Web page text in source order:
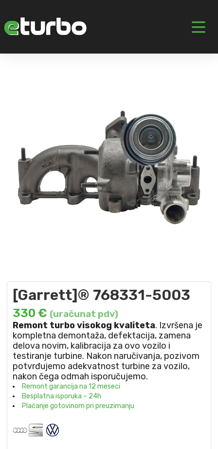
[Garrett]® 768331-5003
330 € (uračunat pdv)
Remont turbo visokog kvaliteta. Izvršena je
kompletna demontaža, defektacija, zamena
delova novim, kalibracija za ovo vozilo i
testiranje turbine. Nakon naručivanja, pozivom
potvrđujemo adekvatnost turbine za vozilo,
nakon čega odmah isporučujemo.
Remont garancija na 12 meseci
Besplatna isporuka – 24h
Plaćanje gotovinom pri preuzimanju